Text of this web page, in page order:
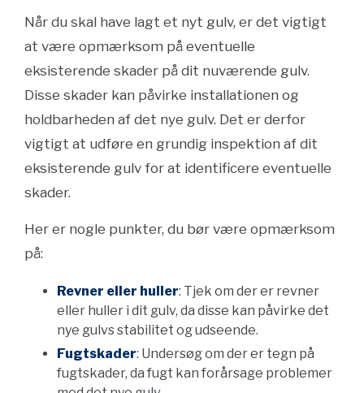
Når du skal have lagt et nyt gulv, er det vigtigt
at være opmærksom på eventuelle
eksisterende skader på dit nuværende gulv.
Disse skader kan påvirke installationen og
holdbarheden af det nye gulv. Det er derfor
vigtigt at udføre en grundig inspektion af dit
eksisterende gulv for at identificere eventuelle
skader.
Her er nogle punkter, du bør være opmærksom
på:
Revner eller huller: Tjek om der er revner
eller huller i dit gulv, da disse kan påvirke det
nye gulvs stabilitet og udseende.
Fugtskader: Undersøg om der er tegn på
fugtskader, da fugt kan forårsage problemer